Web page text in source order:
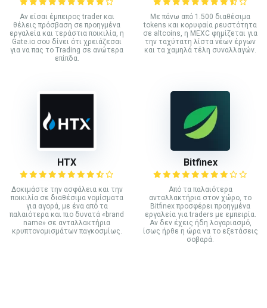
Αν είσαι έμπειρος trader και
θέλεις πρόσβαση σε προηγμένα
εργαλεία και τεράστια ποικιλία, η
Gate.io σου δίνει ότι χρειάζεσαι
για να πας το Trading σε ανώτερα
επίπδα.
Με πάνω από 1.500 διαθέσιμα
tokens και κορυφαία ρευστότητα
σε altcoins, η MEXC φημίζεται για
την ταχύτατη λίστα νέων έργων
και τα χαμηλά τέλη συναλλαγών.
HTX
Δοκιμάστε την ασφάλεια και την
ποικιλία σε διαθέσιμα νομίσματα
για αγορά, με ένα από τα
παλαιότερα και πιο δυνατά «brand
name» σε ανταλλακτήρια
κρυπτονομισμάτων παγκοσμίως.
Bitfinex
Από τα παλαιότερα
ανταλλακτήρια στον χώρο, το
Bitfinex προσφέρει προηγμένα
εργαλεία για traders με εμπειρία.
Αν δεν έχεις ήδη λογαριασμό,
ίσως ήρθε η ώρα να το εξετάσεις
σοβαρά.